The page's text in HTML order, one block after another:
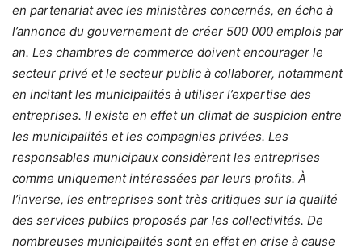
en partenariat avec les ministères concernés, en écho à
l’annonce du gouvernement de créer 500 000 emplois par
an. Les chambres de commerce doivent encourager le
secteur privé et le secteur public à collaborer, notamment
en incitant les municipalités à utiliser l’expertise des
entreprises. Il existe en effet un climat de suspicion entre
les municipalités et les compagnies privées. Les
responsables municipaux considèrent les entreprises
comme uniquement intéressées par leurs profits. À
l’inverse, les entreprises sont très critiques sur la qualité
des services publics proposés par les collectivités. De
nombreuses municipalités sont en effet en crise à cause